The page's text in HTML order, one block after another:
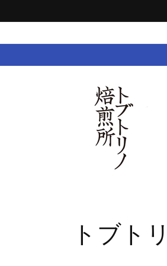
進む
コ
トブト